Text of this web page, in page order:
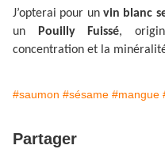
J’opterai pour un vin blanc
un
Pouilly Fuissé,
concentration et la
#saumon #sésame #mangue
Partager